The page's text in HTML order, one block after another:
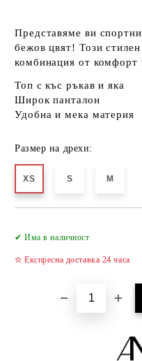
Представяме ви
бежов цвят! Този
комбинация от комфорт
Топ с къс ръкав и яка
Широк панталон
Удобна и мека материя
Размер на дрехи:
XS S M
✔ Има в наличност
✫ Експресна доставка 24 часа